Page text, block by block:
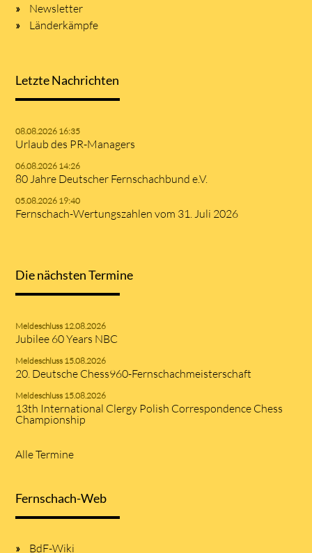
Newsletter
Länderkämpfe
Letzte Nachrichten
08.08.2026 16:35
Urlaub des PR-Managers
06.08.2026 14:26
80 Jahre Deutscher Fernschachbund e.V.
05.08.2026 19:40
Fernschach-Wertungszahlen vom 31. Juli 2026
Die nächsten Termine
Meldeschluss 12.08.2026
Jubilee 60 Years NBC
Meldeschluss 15.08.2026
20. Deutsche Chess960-Fernschachmeisterschaft
Meldeschluss 15.08.2026
13th International Clergy Polish Correspondence Chess
Championship
Alle Termine
Fernschach-Web
BdF-Wiki